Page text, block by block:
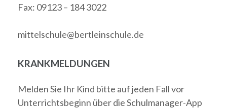
Fax: 09123 – 184 3022
mittelschule@bertleinschule.de
KRANKMELDUNGEN
Melden Sie Ihr Kind bitte auf jeden Fall vor
Unterrichtsbeginn über die Schulmanager-App